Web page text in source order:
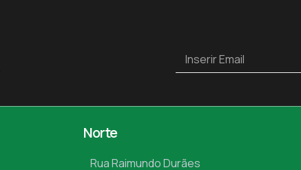
Norte
Rua Raimundo Durães